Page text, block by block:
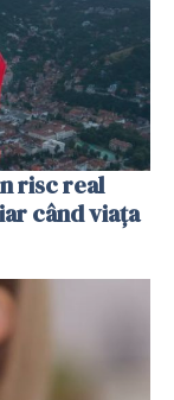
risc real
când viața